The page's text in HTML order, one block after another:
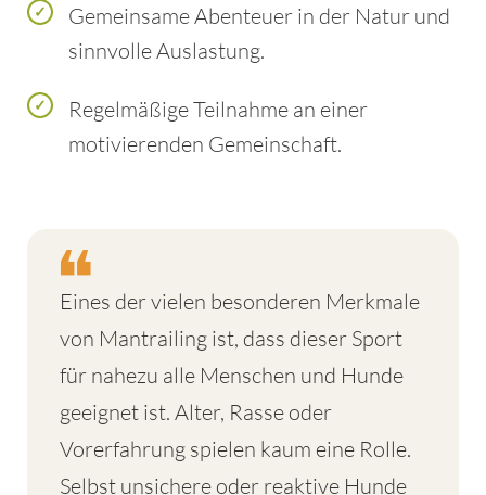
Gemeinsame Abenteuer in der Natur und
sinnvolle Auslastung.
Regelmäßige Teilnahme an einer
motivierenden Gemeinschaft.
Eines der vielen besonderen Merkmale
von Mantrailing ist, dass dieser Sport
für nahezu alle Menschen und Hunde
geeignet ist. Alter, Rasse oder
Vorerfahrung spielen kaum eine Rolle.
Selbst unsichere oder reaktive Hunde